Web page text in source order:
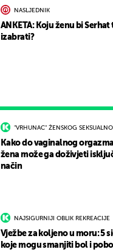
"VRHUNAC" ŽENSKOG
Kako do vaginalnog
žena može ga doživjeti
način
NAJSIGURNIJI OBLIK REKREACIJE
Vježbe za koljeno u moru: 5
koje mogu smanjiti bol i
NASLJEDNIK
ANKETA: Koju ženu bi
izabrati?